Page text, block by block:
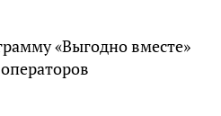
«Выгодно вместе»